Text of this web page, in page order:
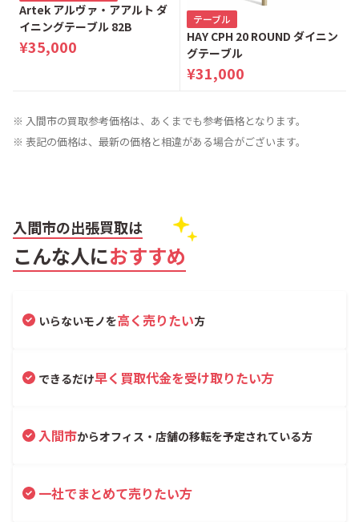
Artek アルヴァ・アアルト ダ
イニングテーブル 82B
¥35,000
テーブル
HAY CPH 20 ROUND ダイニン
グテーブル
¥31,000
※ 入間市の買取参考価格は、あくまでも参考価格となります。
※ 表記の価格は、最新の価格と相違がある場合がございます。
入間市の出張買取は
こんな人におすすめ
いらないモノを高く売りたい方
できるだけ早く買取代金を受け取りたい方
入間市からオフィス・店舗の移転を予定されている方
一社でまとめて売りたい方